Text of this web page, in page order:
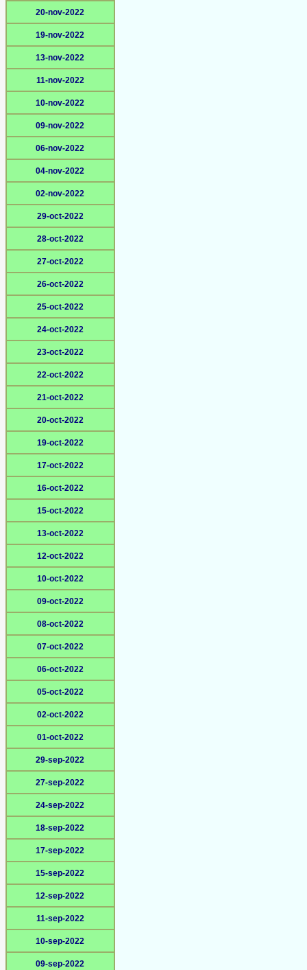
20-nov-2022
19-nov-2022
13-nov-2022
11-nov-2022
10-nov-2022
09-nov-2022
06-nov-2022
04-nov-2022
02-nov-2022
29-oct-2022
28-oct-2022
27-oct-2022
26-oct-2022
25-oct-2022
24-oct-2022
23-oct-2022
22-oct-2022
21-oct-2022
20-oct-2022
19-oct-2022
17-oct-2022
16-oct-2022
15-oct-2022
13-oct-2022
12-oct-2022
10-oct-2022
09-oct-2022
08-oct-2022
07-oct-2022
06-oct-2022
05-oct-2022
02-oct-2022
01-oct-2022
29-sep-2022
27-sep-2022
24-sep-2022
18-sep-2022
17-sep-2022
15-sep-2022
12-sep-2022
11-sep-2022
10-sep-2022
09-sep-2022